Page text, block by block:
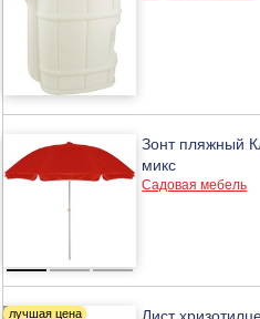
Зонт пляжный
микс
Садовая мебель
Лист